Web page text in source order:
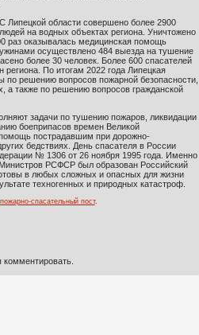
Липецкой области совершено более 2900
на водных объектах региона. Уничтожено
раз оказывалась медицинская помощь
осуществлено 484 выезда на тушение
более 30 человек. Более 600 спасателей
региона. По итогам 2022 года Липецкая
по решению вопросов пожарной безопасности,
а также по решению вопросов гражданской
задачи по тушению пожаров, ликвидации
боеприпасов времен Великой
пострадавшим при дорожно-
бедствиях. День спасателя в России
№ 1306 от 26 ноября 1995 года. Именно
РСФСР был образован Российский
в любых сложных и опасных для жизни
техногенных и природных катастроф.
пожарно-спасательный пост.
комментировать.